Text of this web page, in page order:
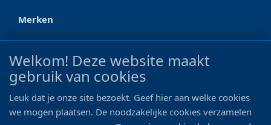
Merken
CONTACT
Ootmarsumseweg 125a
0546 - 622 990
Welkom! Deze website maakt
gebruik van cookies
Leuk dat je onze site bezoekt. Geef hier aan welke cookies
we mogen plaatsen. De noodzakelijke cookies verzamelen